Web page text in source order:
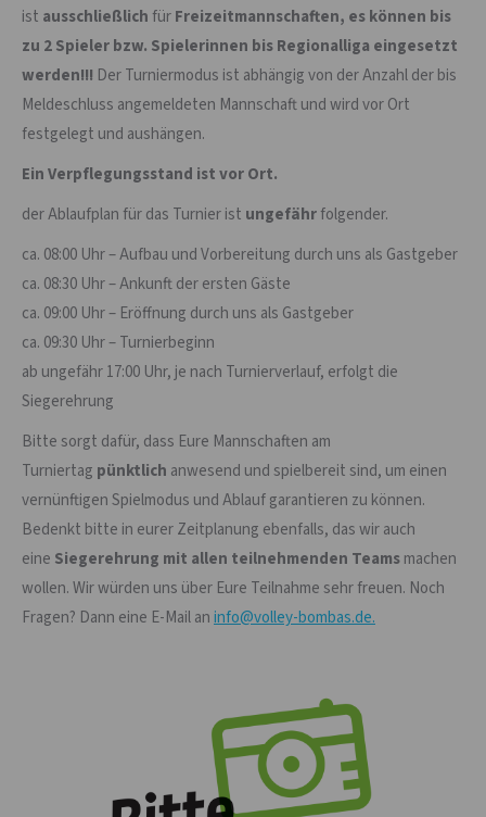
ist ausschließlich fürFreizeitmannschaften, es können bis
zu 2 Spieler bzw. Spielerinnen bis Regionalliga eingesetzt
werden!!! Der Turniermodus ist abhängig von der Anzahl der bis
Meldeschluss angemeldeten Mannschaft und wird vor Ort
festgelegt und aushängen.
Ein Verpflegungsstand ist vor Ort.
der Ablaufplan für das Turnier ist ungefährfolgender.
ca. 08:00 Uhr – Aufbau und Vorbereitung durch uns als Gastgeber
ca. 08:30 Uhr – Ankunft der ersten Gäste
ca. 09:00 Uhr – Eröffnung durch uns als Gastgeber
ca. 09:30 Uhr – Turnierbeginn
ab ungefähr 17:00 Uhr, je nach Turnierverlauf, erfolgt die
Siegerehrung
Bitte sorgt dafür, dass Eure Mannschaften am
Turniertag pünktlich anwesend und spielbereit sind, um einen
vernünftigen Spielmodus und Ablauf garantieren zu können.
Bedenkt bitte in eurer Zeitplanung ebenfalls, das wir auch
eine Siegerehrung mit allen teilnehmenden Teamsmachen
wollen. Wir würden uns über Eure Teilnahme sehr freuen. Noch
Fragen? Dann eine E-Mail aninfo@volley-bombas.de.